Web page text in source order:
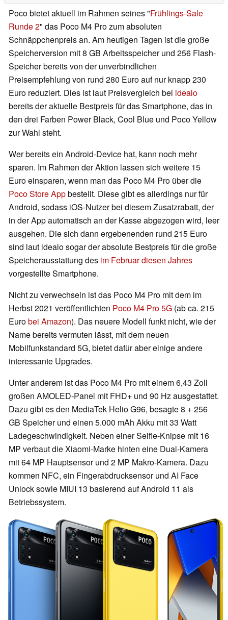
Poco bietet aktuell im Rahmen seines "Frühlings-Sale
Runde 2" das Poco M4 Pro zum absoluten
Schnäppchenpreis an. Am heutigen Tagen ist die große
Speicherversion mit 8 GB Arbeitsspeicher und 256 Flash-
Speicher bereits von der unverbindlichen
Preisempfehlung von rund 280 Euro auf nur knapp 230
Euro reduziert. Dies ist laut Preisvergleich bei idealo
bereits der aktuelle Bestpreis für das Smartphone, das in
den drei Farben Power Black, Cool Blue und Poco Yellow
zur Wahl steht.
Wer bereits ein Android-Device hat, kann noch mehr
sparen. Im Rahmen der Aktion lassen sich weitere 15
Euro einsparen, wenn man das Poco M4 Pro über die
Poco Store Appbestellt. Diese gibt es allerdings nur für
Android, sodass iOS-Nutzer bei diesem Zusatzrabatt, der
in der App automatisch an der Kasse abgezogen wird, leer
ausgehen. Die sich dann ergebenenden rund 215 Euro
sind laut idealo sogar der absolute Bestpreis für die große
Speicherausstattung des im Februar diesen Jahres
vorgestellte Smartphone.
Nicht zu verwechseln ist das Poco M4 Pro mit dem im
Herbst 2021 veröffentlichten Poco M4 Pro 5G (ab ca. 215
Eurobei Amazon). Das neuere Modell funkt nicht, wie der
Name bereits vermuten lässt, mit dem neuen
Mobilfunkstandard 5G, bietet dafür aber einige andere
interessante Upgrades.
Unter anderem ist das Poco M4 Pro mit einem 6,43 Zoll
großen AMOLED-Panel mit FHD+ und 90 Hz ausgestattet.
Dazu gibt es den MediaTek Helio G96, besagte 8 + 256
GB Speicher und einen 5.000 mAh Akku mit 33 Watt
Ladegeschwindigkeit. Neben einer Selfie-Knipse mit 16
MP verbaut die Xiaomi-Marke hinten eine Dual-Kamera
mit 64 MP Hauptsensor und 2 MP Makro-Kamera. Dazu
kommen NFC, ein Fingerabdrucksensor und AI Face
Unlock sowie MIUI 13 basierend auf Android 11 als
Betriebssystem.